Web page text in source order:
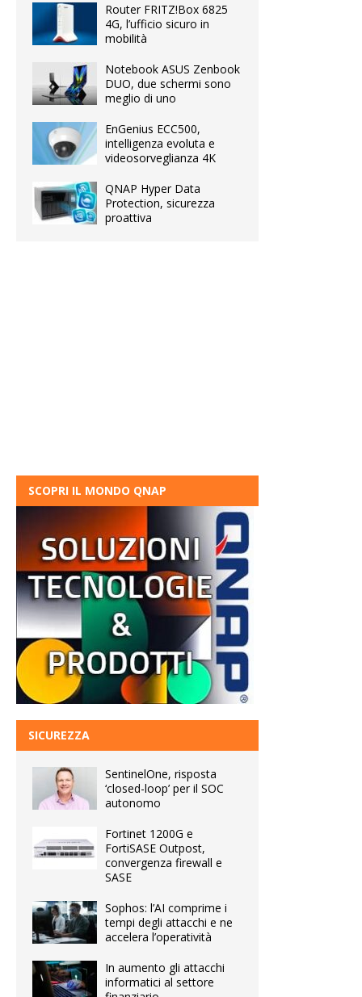
Router FRITZ!Box 6825
4G, l’ufficio sicuro in
mobilità
Notebook ASUS Zenbook
DUO, due schermi sono
meglio di uno
EnGenius ECC500,
intelligenza evoluta e
videosorveglianza 4K
QNAP Hyper Data
Protection, sicurezza
proattiva
SCOPRI IL MONDO QNAP
SICUREZZA
SentinelOne, risposta
‘closed-loop’ per il SOC
autonomo
Fortinet 1200G e
FortiSASE Outpost,
convergenza firewall e
SASE
Sophos: l’AI comprime i
tempi degli attacchi e ne
accelera l’operatività
In aumento gli attacchi
informatici al settore